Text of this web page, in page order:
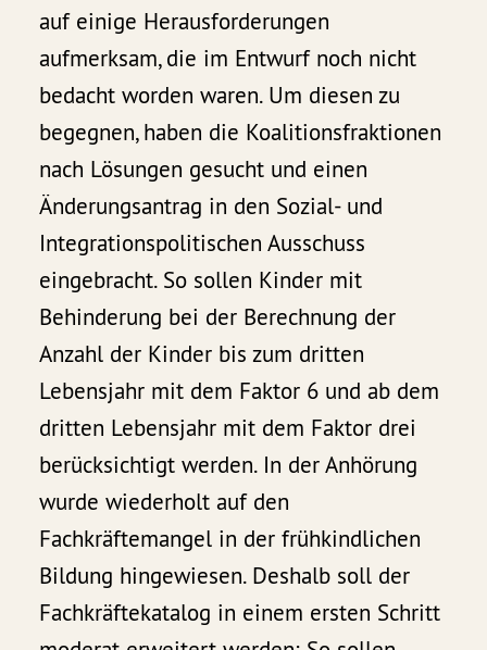
auf einige Herausforderungen
aufmerksam, die im Entwurf noch nicht
bedacht worden waren. Um diesen zu
begegnen, haben die Koalitionsfraktionen
nach Lösungen gesucht und einen
Änderungsantrag in den Sozial- und
Integrationspolitischen Ausschuss
eingebracht. So sollen Kinder mit
Behinderung bei der Berechnung der
Anzahl der Kinder bis zum dritten
Lebensjahr mit dem Faktor 6 und ab dem
dritten Lebensjahr mit dem Faktor drei
berücksichtigt werden. In der Anhörung
wurde wiederholt auf den
Fachkräftemangel in der frühkindlichen
Bildung hingewiesen. Deshalb soll der
Fachkräftekatalog in einem ersten Schritt